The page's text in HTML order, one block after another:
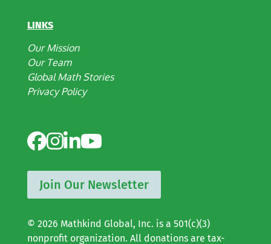
LINKS
Our Mission
Our Team
Global Math Stories
Privacy Policy
Join Our Newsletter
© 2026 Mathkind Global, Inc. is a 501(c)(3)
nonprofit organization. All donations are tax-